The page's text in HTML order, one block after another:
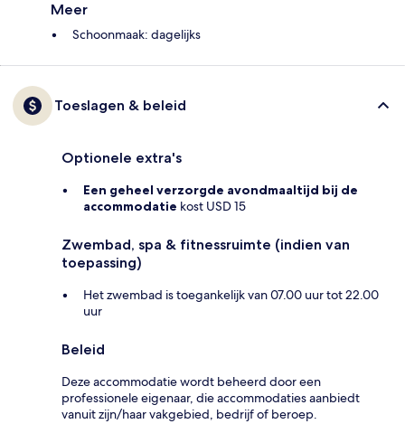
Meer
Schoonmaak: dagelijks
Toeslagen & beleid
Optionele extra's
Een geheel verzorgde avondmaaltijd bij de
accommodatie kost USD 15
Zwembad, spa & fitnessruimte (indien van
toepassing)
Het zwembad is toegankelijk van 07.00 uur tot 22.00
uur
Beleid
Deze accommodatie wordt beheerd door een
professionele eigenaar, die accommodaties aanbiedt
vanuit zijn/haar vakgebied, bedrijf of beroep.